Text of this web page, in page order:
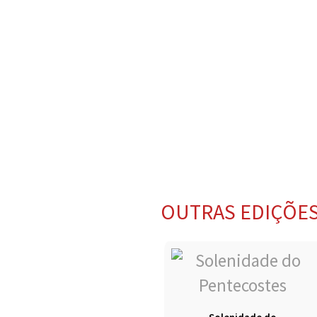
OUTRAS